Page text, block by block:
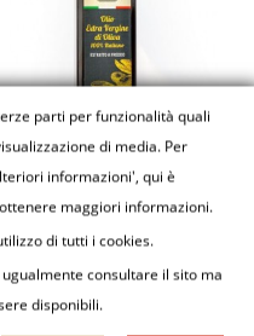
Az. Agr. Di Cerbo Olio
Extravergine di Oliva 1Lt
19,68 €
parti per funzionalità quali
di media. Per
informazioni', qui è
maggiori informazioni.
di tutti i cookies.
consultare il sito ma
disponibili.